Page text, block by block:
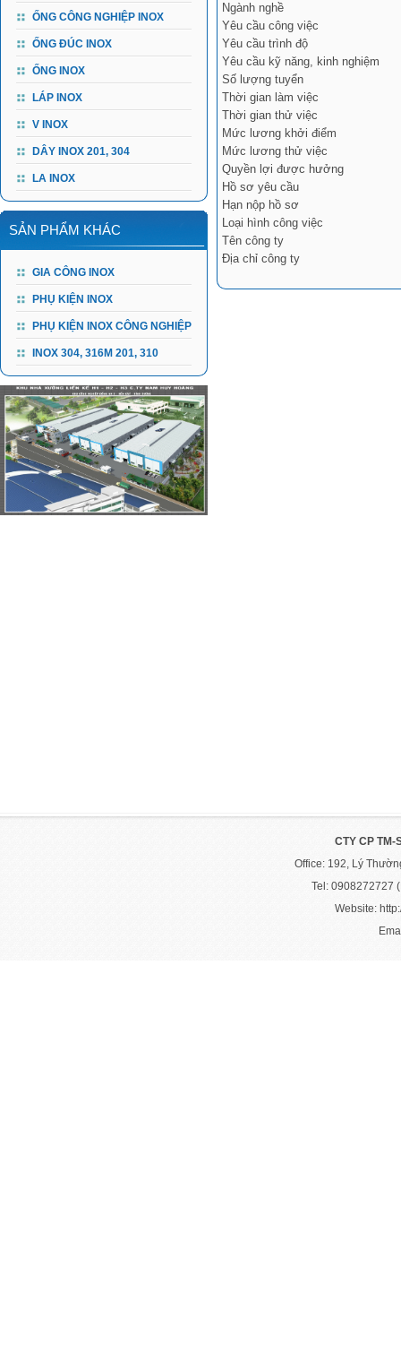
ỐNG CÔNG NGHIỆP INOX
ỐNG ĐÚC INOX
ỐNG INOX
LÁP INOX
V INOX
DÂY INOX 201, 304
LA INOX
SẢN PHẨM KHÁC
GIA CÔNG INOX
PHỤ KIỆN INOX
PHỤ KIỆN INOX CÔNG NGHIỆP
INOX 304, 316M 201, 310
Ngành nghề
Yêu cầu công việc
Yêu cầu trình độ
Yêu cầu kỹ năng, kinh nghiệm
Số lượng tuyển
Thời gian làm việc
Thời gian thử việc
Mức lương khởi điểm
Mức lương thử việc
Quyền lợi được hưởng
Hồ sơ yêu cầu
Hạn nộp hồ sơ
Loại hình công việc
Tên công ty
Địa chỉ công ty
CTY CP TM-
Office: 192, Lý
Tel: 0908272727
Website: